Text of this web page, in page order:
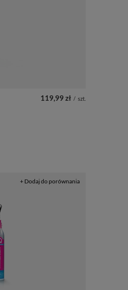
119,99 zł / szt.
+ Dodaj do porównania